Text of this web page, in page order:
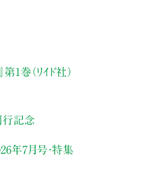
1巻（リイド社）
行記念
年7月号・特集